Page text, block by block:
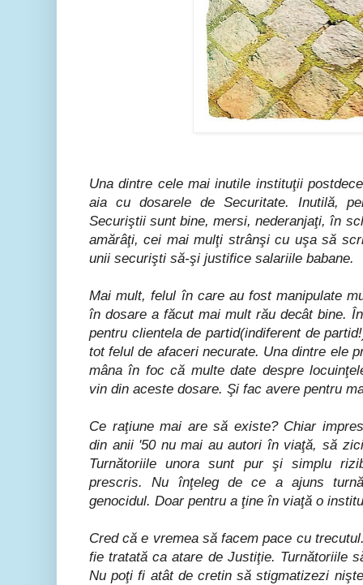
Una dintre cele mai inutile instituţii
aia cu dosarele de Securitate. Inutilă,
Securiştii sunt bine, mersi, nederanjaţi, în
amărâţi, cei mai mulţi strânşi cu uşa să
unii securişti să-şi justifice salariile babane.
Mai mult, felul în care au fost manipulate
în dosare a făcut mai mult rău decât bine.
pentru clientela de partid(indiferent de
tot felul de afaceri necurate. Una dintre ele
mâna în foc că multe date despre
vin din aceste dosare. Şi fac avere pentru
Ce raţiune mai are să existe? Chiar
din anii '50 nu mai au autori în viaţă, să
Turnătoriile unora sunt pur şi simplu
prescris. Nu înţeleg de ce a ajuns
genocidul. Doar pentru a ţine în viaţă o
Cred că e vremea să facem pace cu
fie tratată ca atare de Justiţie. Turnătoriile
Nu poţi fi atât de cretin să stigmatizezi